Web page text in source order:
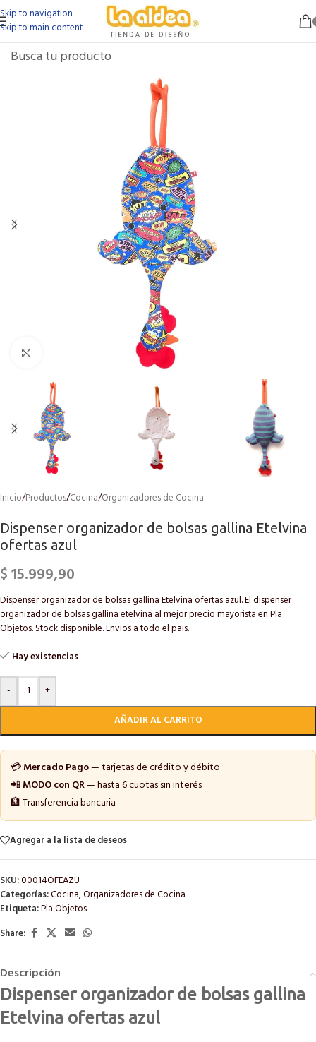
Skip to navigation
Skip to main content
Inicio/Productos/Cocina/Organizadores de Cocina
Dispenser organizador de bolsas gallina Etelvina
ofertas azul
$15.999,90
Dispenser organizador de bolsas gallina Etelvina ofertas azul. El dispenser
organizador de bolsas gallina etelvina al mejor precio mayorista en Pla
Objetos. Stock disponible. Envios a todo el pais.
Hay existencias
-
+
AÑADIR AL CARRITO
💳Mercado Pago— tarjetas de crédito y débito
📲MODO con QR— hasta 6 cuotas sin interés
🏦 Transferencia bancaria
Agregar a la lista de deseos
SKU:00014OFEAZU
Categorías:Cocina,Organizadores de Cocina
Etiqueta:Pla Objetos
Share:
Descripción
Dispenser organizador de bolsas gallina
Etelvina ofertas azul